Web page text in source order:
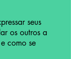
seus
os outros a
como se